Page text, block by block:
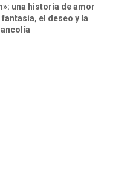
una historia de amor
el deseo y la